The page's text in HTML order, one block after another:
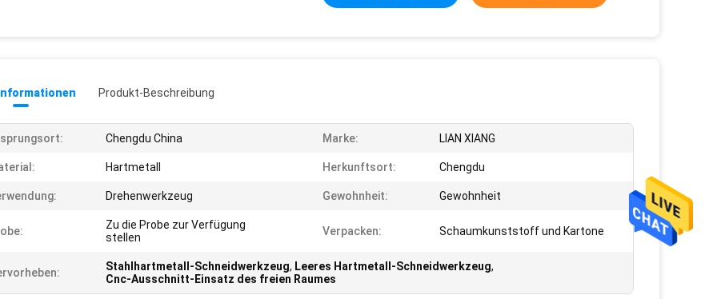
Produkt-Beschreibung
Chengdu China Marke: LIAN XIANG
Hartmetall Herkunftsort: Chengdu
Drehenwerkzeug Gewohnheit: Gewohnheit
Zu die Probe zur Verfügung
stellen
Verpacken: Schaumkunststoff und Kartone
Stahlhartmetall-Schneidwerkzeug, Leeres Hartmetall-Schneidwerkzeug,
Cnc-Ausschnitt-Einsatz des freien Raumes